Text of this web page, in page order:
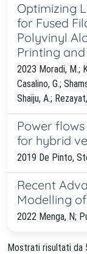
Optimizing
for Fused
Polyvinyl
Printing
2023 Moradi, M.;
Casalino, G.;
Shaiju, A.;
Power
for hybrid
2019 De Pinto,
Recent
Modelling
2022 Menga, N;
Mostrati risultati da